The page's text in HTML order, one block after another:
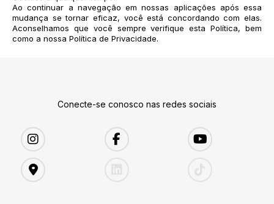
Ao continuar a navegação em nossas aplicações após essa
mudança se tornar eficaz, você está concordando com elas.
Aconselhamos que você sempre verifique esta Política, bem
como a nossa Política de Privacidade.
Conecte-se conosco nas redes sociais